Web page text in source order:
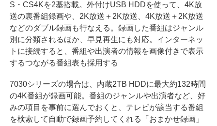
S・CS4Kを2基搭載。外付けUSB HDDを使って、4K放
送の裏番組録画や、2K放送＋2K放送、4K放送＋2K放送
などのダブル録画も行なえる。録画した番組はジャンル
別に分類されるほか、早見再生にも対応。インターネッ
トに接続すると、番組や出演者の情報を画像付きで表示
するつながる番組表も採用する
7030シリーズの場合は、内蔵2TB HDDに最大約132時間
の4K番組が録画可能。番組のジャンルや出演者など、好
みの項目を事前に選んでおくと、テレビが該当する番組
を検索して自動で録画予約してくれる「おまかせ録画」